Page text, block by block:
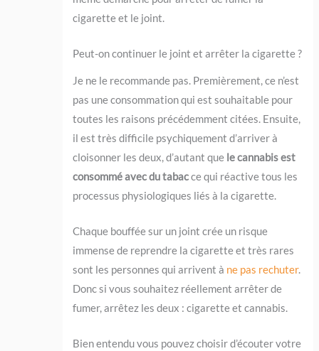
cigarette et le joint.
Peut-on continuer le joint et arrêter la cigarette ?
Je ne le recommande pas. Premièrement, ce n’est
pas une consommation qui est souhaitable pour
toutes les raisons précédemment citées. Ensuite,
il est très difficile psychiquement d’arriver à
cloisonner les deux, d’autant que le cannabis est
consommé avec du tabacce qui réactive tous les
processus physiologiques liés à la cigarette.
Chaque bouffée sur un joint crée un risque
immense de reprendre la cigarette et très rares
sont les personnes qui arrivent à ne pas rechuter.
Donc si vous souhaitez réellement arrêter de
fumer, arrêtez les deux : cigarette et cannabis.
Bien entendu vous pouvez choisir d’écouter votre